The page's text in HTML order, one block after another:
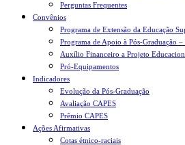
Perguntas Frequentes
Convênios
Programa de Extensão da Educação
Programa de Apoio à Pós-Graduação –
Auxílio Financeiro a Projeto
Pró-Equipamentos
Indicadores
Evolução da Pós-Graduação
Avaliação CAPES
Prêmio CAPES
Ações Afirmativas
Cotas étnico-raciais